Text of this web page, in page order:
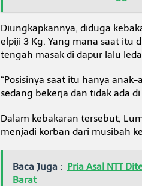
d
e
s
a
a
p
a
Diungkapkannya, diduga
elpiji 3 Kg. Yang mana saat itu
tengah masak di dapur lalu
“Posisinya saat itu hanya
sedang bekerja dan tidak ada
Dalam kebakaran tersebut,
menjadi korban dari musibah
Baca Juga : Pria Asal NTT
Barat